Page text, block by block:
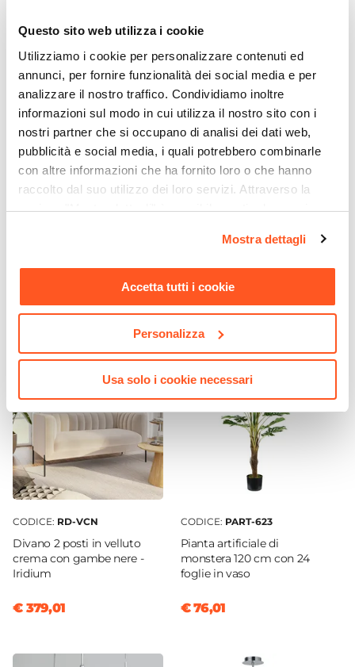
Questo sito web utilizza i cookie
Utilizziamo i cookie per personalizzare contenuti ed
annunci, per fornire funzionalità dei social media e per
analizzare il nostro traffico. Condividiamo inoltre
informazioni sul modo in cui utilizza il nostro sito con i
nostri partner che si occupano di analisi dei dati web,
pubblicità e social media, i quali potrebbero combinarle
con altre informazioni che ha fornito loro o che hanno
raccolto dal suo utilizzo dei loro servizi. Attraverso la
sezione "Mostra dettagli" è possibile gestire le proprie
momento. Per maggiori informazioni si invita a leggere la
nostraCookie Policy.
Mostra dettagli
Accetta tutti i cookie
Personalizza
Usa solo i cookie necessari
44,5 x 47 cm
Altezza
100 cm
Materiale Gambe
Metallo
Materiale Seduta
Polipropilene|Similpelle
Colore Gambe
Tinta unita
Verniciatura a polvere
Caratteristiche
Impilabile
No
bianco - Mitford
€ 670,00
legno bianco lucido e
€ 207,00
CODICE: RD-VCN
Divano 2 posti in velluto
crema con gambe nere -
Iridium
€ 379,01
CODICE: PART-623
Pianta artificiale di
monstera 120 cm con 24
foglie in vaso
€ 76,01